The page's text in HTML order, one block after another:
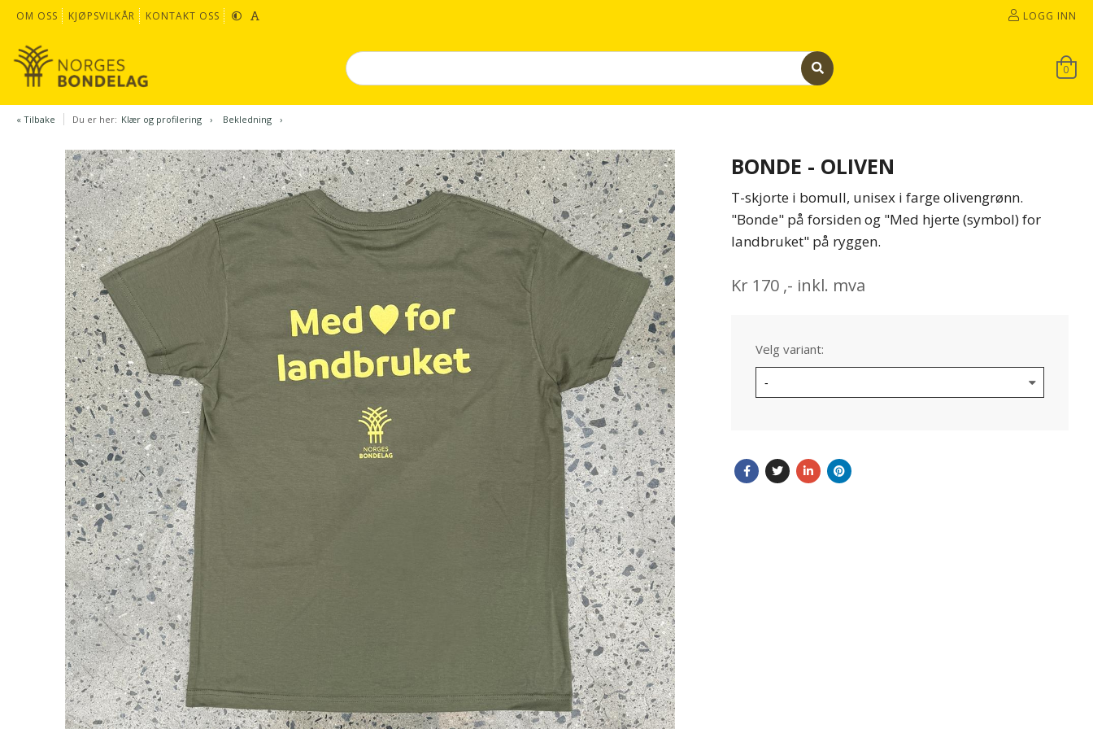
OM OSS KJØPSVILKÅR KONTAKT OSS LOGG INN
0
« Tilbake Du er her: Klær og profilering Bekledning
BONDE - OLIVEN
T-skjorte i bomull, unisex i farge olivengrønn.
"Bonde" på forsiden og "Med hjerte (symbol) for
landbruket" på ryggen.
Kr 170 ,- inkl. mva
Velg variant: